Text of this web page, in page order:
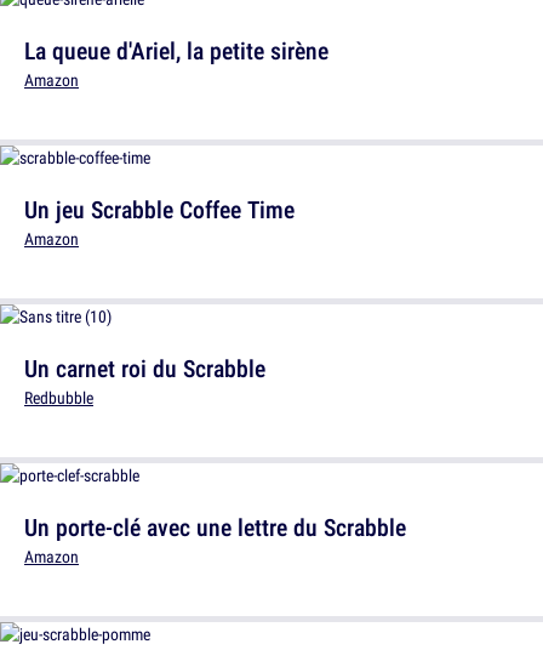
La queue d'Ariel, la petite sirène
Amazon
Un carnet roi du Scrabble
Redbubble
Un jeu Scrabble Coffee Time
Amazon
Un porte-clé avec une lettre du Scrabble
Amazon